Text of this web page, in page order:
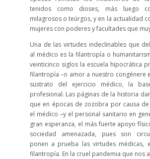
tenidos como dioses, más luego
milagrosos o teúrgos, y en la actualidad
mujeres con poderes y facultades que
Una de las virtudes indeclinables que
al médico es la filantropía o
veinticinco siglos la escuela hipocrática
filantropía –o amor a nuestro congénere
sustrato del ejercicio médico, la
profesional. Las páginas de la historia
que en épocas de zozobra por causa
el médico –y el personal sanitario en
gran esperanza, el más fuerte apoyo
sociedad amenazada, pues son
ponen a prueba las virtudes médicas,
filantropía. En la cruel pandemia que nos